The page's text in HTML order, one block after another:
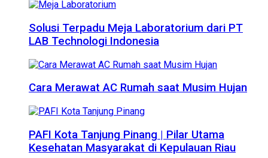
Solusi Terpadu Meja Laboratorium dari PT
LAB Technologi Indonesia
Cara Merawat AC Rumah saat Musim Hujan
PAFI Kota Tanjung Pinang | Pilar Utama
Kesehatan Masyarakat di Kepulauan Riau